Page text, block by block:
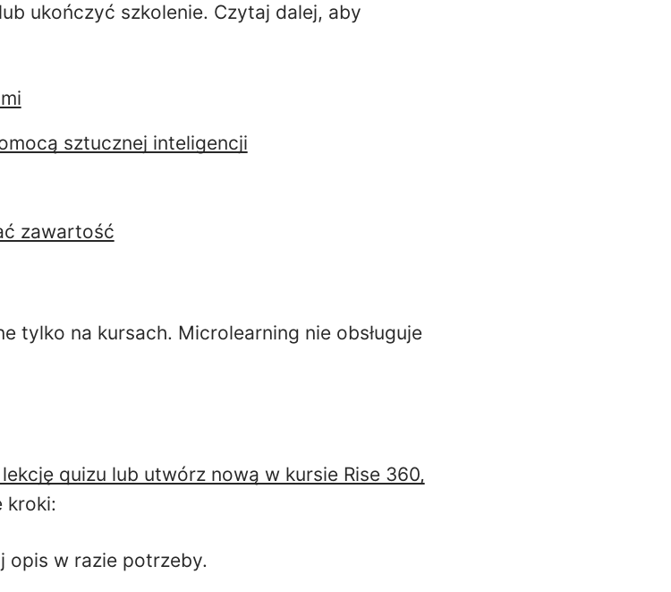
ukończyć szkolenie. Czytaj dalej, aby
sztucznej inteligencji
zawartość
tylko na kursach. Microlearning nie obsługuje
quizu lub utwórz nową w kursie Rise 360,
kroki:
opis w razie potrzeby.